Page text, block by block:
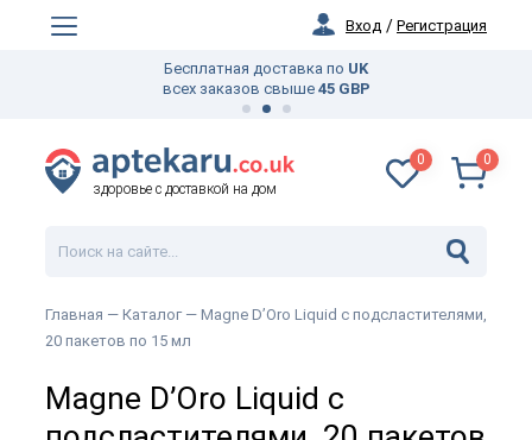
Вход / Регистрация
Бесплатная доставка по UK
всех заказов свыше 45 GBP
здоровье с доставкой на дом
0 0
Главная — Каталог — Magne D’Oro Liquid с подсластителями,
20 пакетов по 15 мл
Magne D’Oro Liquid с